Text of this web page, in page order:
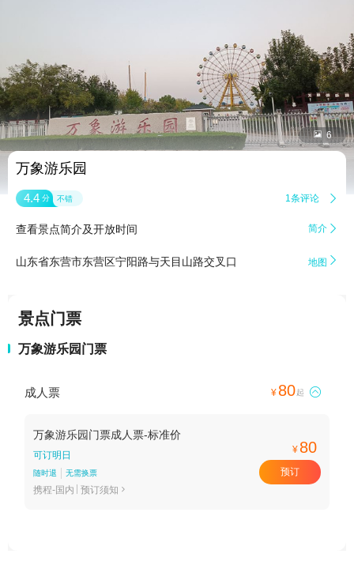
 6
万象游乐园
4.4 分 不错 1条评论 
查看景点简介及开放时间 简介 
山东省东营市东营区宁阳路与天目山路交叉口 地图 
景点门票
万象游乐园门票
成人票 ¥ 80起 
万象游乐园门票成人票-标准价
可订明日
随时退 无需换票
携程-国内 预订须知 
¥ 80
预订